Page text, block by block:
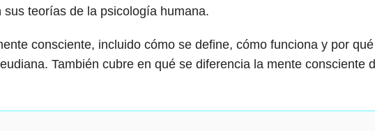
teorías de la psicología humana.
consciente, incluido cómo se define, cómo funciona y por
También cubre en qué se diferencia la mente consciente